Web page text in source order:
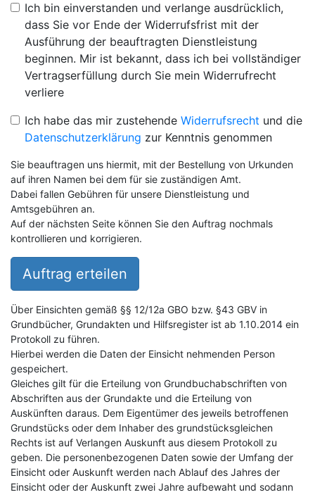
Ich bin einverstanden und verlange ausdrücklich,
dass Sie vor Ende der Widerrufsfrist mit der
Ausführung der beauftragten Dienstleistung
beginnen. Mir ist bekannt, dass ich bei vollständiger
Vertragserfüllung durch Sie mein Widerrufrecht
verliere
Ich habe das mir zustehende Widerrufsrecht und die
Datenschutzerklärung zur Kenntnis genommen
Sie beauftragen uns hiermit, mit der Bestellung von Urkunden
auf ihren Namen bei dem für sie zuständigen Amt.
Dabei fallen Gebühren für unsere Dienstleistung und
Amtsgebühren an.
Auf der nächsten Seite können Sie den Auftrag nochmals
kontrollieren und korrigieren.
Auftrag erteilen
Über Einsichten gemäß §§ 12/12a GBO bzw. §43 GBV in
Grundbücher, Grundakten und Hilfsregister ist ab 1.10.2014 ein
Protokoll zu führen.
Hierbei werden die Daten der Einsicht nehmenden Person
gespeichert.
Gleiches gilt für die Erteilung von Grundbuchabschriften von
Abschriften aus der Grundakte und die Erteilung von
Auskünften daraus. Dem Eigentümer des jeweils betroffenen
Grundstücks oder dem Inhaber des grundstücksgleichen
Rechts ist auf Verlangen Auskunft aus diesem Protokoll zu
geben. Die personenbezogenen Daten sowie der Umfang der
Einsicht oder Auskunft werden nach Ablauf des Jahres der
Einsicht oder der Auskunft zwei Jahre aufbewaht und sodann